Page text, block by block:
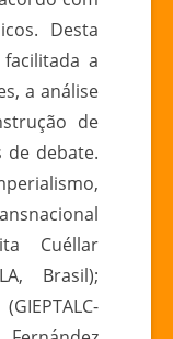
Desta
a
a análise
de
de debate.
Cuéllar
Brasil);